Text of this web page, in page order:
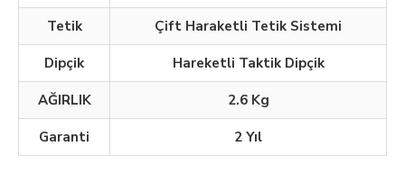
Tetik Çift Haraketli Tetik Sistemi
Dipçik Hareketli Taktik Dipçik
AĞIRLIK 2.6 Kg
Garanti 2 Yıl